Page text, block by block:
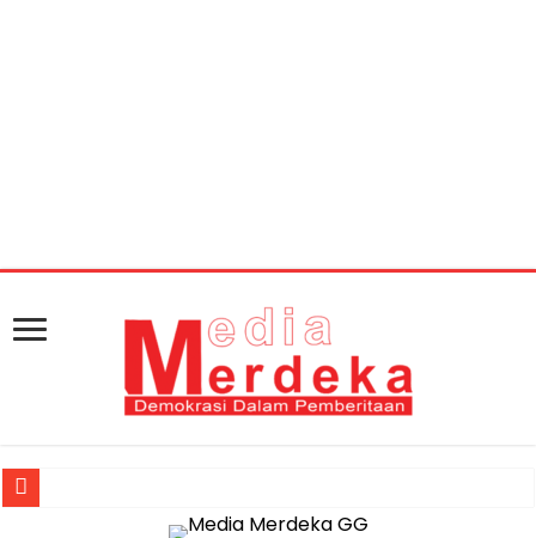
Jasa Raharja Serahkan Santunan kepada Ahli Waris Korban